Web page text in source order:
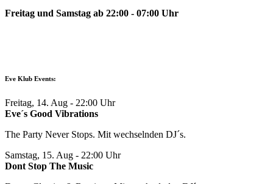
Freitag und Samstag ab 22:00 - 07:00 Uhr
Eve Klub Events:
Freitag, 14. Aug - 22:00 Uhr
Eve´s Good Vibrations
The Party Never Stops. Mit wechselnden DJ´s.
Samstag, 15. Aug - 22:00 Uhr
Dont Stop The Music